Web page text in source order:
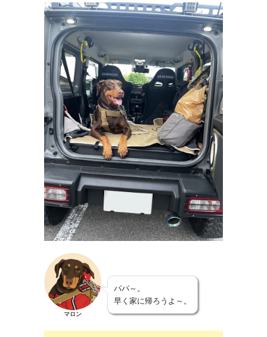
マロン
パパ～。
早く家に帰ろうよ～。